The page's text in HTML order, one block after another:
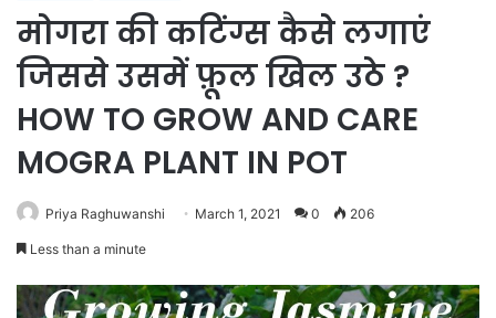
मोगरा की कटिंग्स कैसे लगाएं
जिससे उसमें फ़ूल खिल उठे ?
HOW TO GROW AND CARE
MOGRA PLANT IN POT
Priya Raghuwanshi March 1, 2021 0 206
Less than a minute